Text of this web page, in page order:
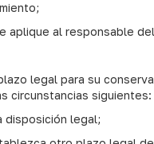
aplique al responsable
legal para su
circunstancias siguientes:
disposición legal;